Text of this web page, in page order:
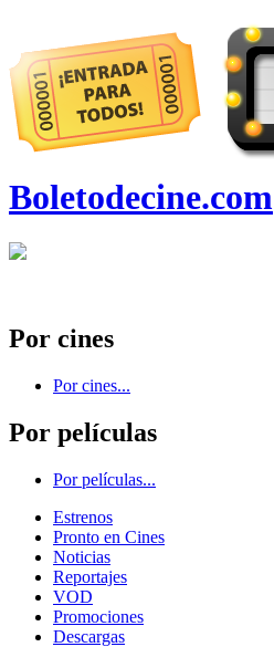
Boletodecine.com
Por cines
Por cines...
Por películas
Por películas...
Estrenos
Pronto en Cines
Noticias
Reportajes
VOD
Promociones
Descargas